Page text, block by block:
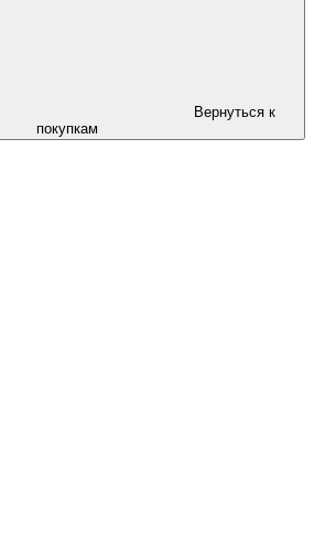
Вернуться к
покупкам